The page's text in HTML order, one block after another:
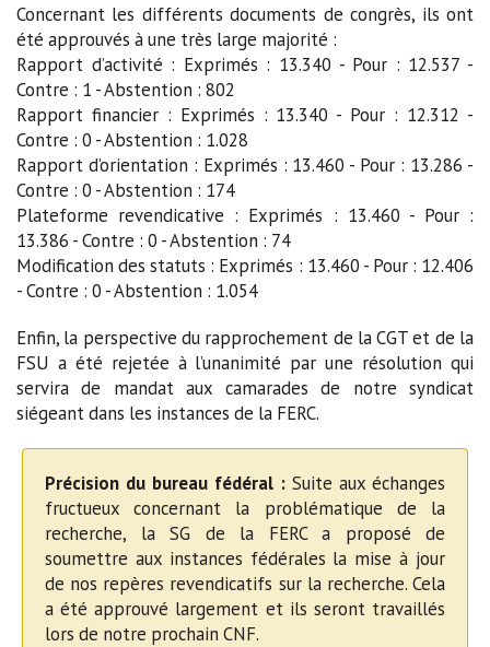
Concernant les différents documents de congrès, ils ont
été approuvés à une très large majorité :
Rapport d’activité : Exprimés : 13.340 - Pour : 12.537 -
Contre : 1 - Abstention : 802
Rapport financier : Exprimés : 13.340 - Pour : 12.312 -
Contre : 0 - Abstention : 1.028
Rapport d’orientation : Exprimés : 13.460 - Pour : 13.286 -
Contre : 0 - Abstention : 174
Plateforme revendicative : Exprimés : 13.460 - Pour :
13.386 - Contre : 0 - Abstention : 74
Modification des statuts : Exprimés : 13.460 - Pour : 12.406
- Contre : 0 - Abstention : 1.054
Enfin, la perspective du rapprochement de la CGT et de la
FSU a été rejetée à l’unanimité par une résolution qui
servira de mandat aux camarades de notre syndicat
siégeant dans les instances de la FERC.
Précision du bureau fédéral : Suite aux échanges
fructueux concernant la problématique de la
recherche, la SG de la FERC a proposé de
soumettre aux instances fédérales la mise à jour
de nos repères revendicatifs sur la recherche. Cela
a été approuvé largement et ils seront travaillés
lors de notre prochain CNF.